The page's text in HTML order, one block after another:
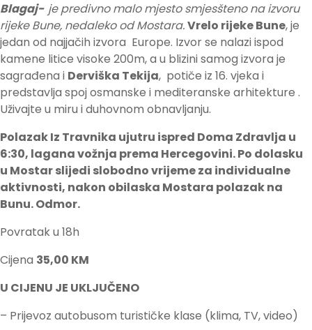
Blagaj- je predivno malo mjesto smjesšteno na izvoru
rijeke Bune, nedaleko od Mostara.Vrelo rijeke Bune, je
jedan od najjačih izvora Europe. Izvor se nalazi ispod
kamene litice visoke 200m, a u blizini samog izvora je
sagrađena i Derviška Tekija, potiče iz 16. vjeka i
predstavlja spoj osmanske i mediteranske arhitekture .
Uživajte u miru i duhovnom obnavljanju.
Polazak Iz Travnika ujutru ispred Doma Zdravlja u
6:30, lagana vožnja prema Hercegovini. Po dolasku
u Mostar slijedi slobodno vrijeme za individualne
aktivnosti, nakon obilaska Mostara polazak na
Bunu. Odmor.
Povratak u 18h
Cijena 35,00 KM
U CIJENU JE UKLJUČENO
– Prijevoz autobusom turističke klase (klima, TV, video)